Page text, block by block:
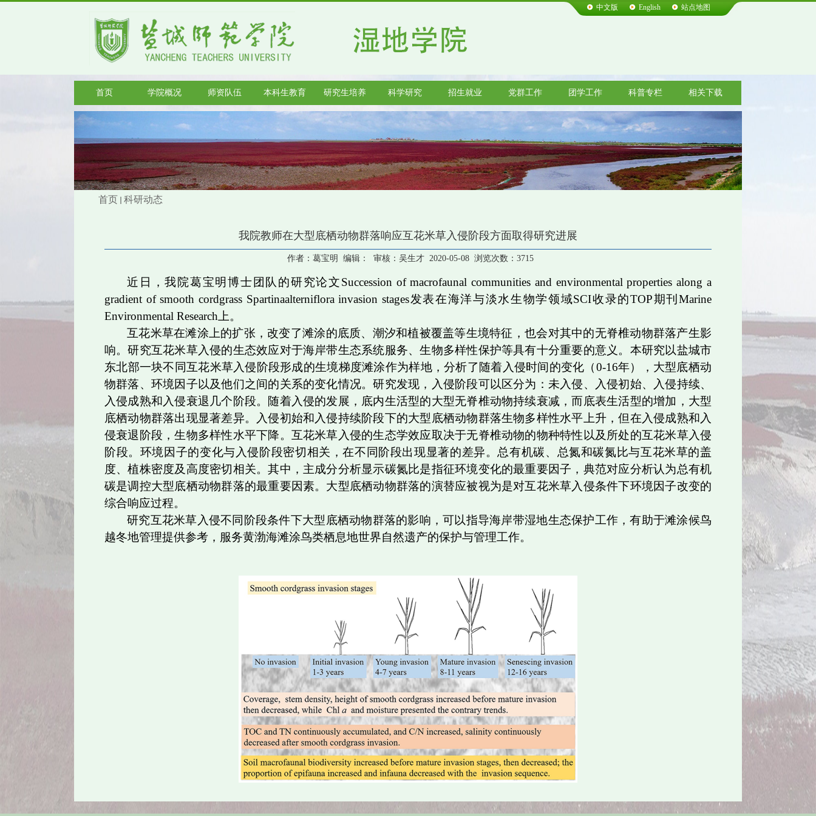
中文版 English 站点地图
首页 学院概况 师资队伍 本科生教育 研究生培养 科学研究 招生就业 党群工作 团学工作 科普专栏 相关下载
首页 科研动态
我院教师在大型底栖动物群落响应互花米草入侵阶段方面取得研究进展
作者：葛宝明 编辑： 审核：吴生才 2020-05-08 浏览次数： 3715
近日，我院葛宝明博士团队的研究论文Succession of macrofaunal communities and environmental properties along a
gradient of smooth cordgrass Spartinaalterniflora invasion stages发表在海洋与淡水生物学领域SCI收录的TOP期刊Marine
Environmental Research 上。
互花米草在滩涂上的扩张，改变了滩涂的底质、潮汐和植被覆盖等生境特征，也会对其中的无脊椎动物群落产生影
响。研究互花米草入侵的生态效应对于海岸带生态系统服务、生物多样性保护等具有十分重要的意义。本研究以盐城市
东北部一块不同互花米草入侵阶段形成的生境梯度滩涂作为样地，分析了随着入侵时间的变化（0-16年），大型底栖动
物群落、环境因子以及他们之间的关系的变化情况。研究发现，入侵阶段可以区分为：未入侵、入侵初始、入侵持续、
入侵成熟和入侵衰退几个阶段。随着入侵的发展，底内生活型的大型无脊椎动物持续衰减，而底表生活型的增加，大型
底栖动物群落出现显著差异。入侵初始和入侵持续阶段下的大型底栖动物群落生物多样性水平上升，但在入侵成熟和入
侵衰退阶段，生物多样性水平下降。互花米草入侵的生态学效应取决于无脊椎动物的物种特性以及所处的互花米草入侵
阶段。环境因子的变化与入侵阶段密切相关，在不同阶段出现显著的差异。总有机碳、总氮和碳氮比与互花米草的盖
度、植株密度及高度密切相关。其中，主成分分析显示碳氮比是指征环境变化的最重要因子，典范对应分析认为总有机
碳是调控大型底栖动物群落的最重要因素。大型底栖动物群落的演替应被视为是对互花米草入侵条件下环境因子改变的
综合响应过程。
研究互花米草入侵不同阶段条件下大型底栖动物群落的影响，可以指导海岸带湿地生态保护工作，有助于滩涂候鸟
越冬地管理提供参考，服务黄渤海滩涂鸟类栖息地世界自然遗产的保护与管理工作。